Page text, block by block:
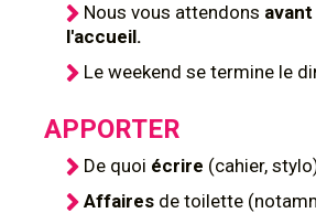
Nous vous attendons
l'accueil.
Le weekend se termine le
APPORTER
De quoi écrire (cahier,
Affaires de toilette